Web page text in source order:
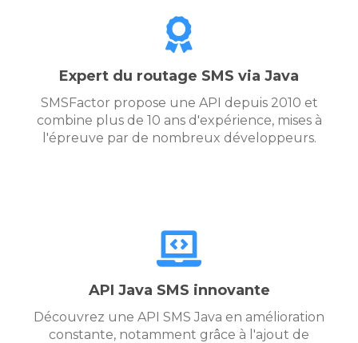
Expert du routage SMS via Java
SMSFactor propose une API depuis 2010 et
combine plus de 10 ans d'expérience, mises à
l'épreuve par de nombreux développeurs.
API Java SMS innovante
Découvrez une API SMS Java en amélioration
constante, notamment grâce à l'ajout de